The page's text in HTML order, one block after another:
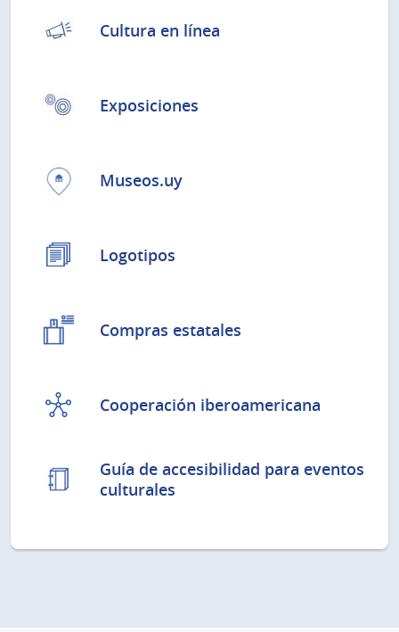
Cultura en línea
Exposiciones
Museos.uy
Logotipos
Compras estatales
Cooperación iberoamericana
Guía de accesibilidad para eventos
culturales